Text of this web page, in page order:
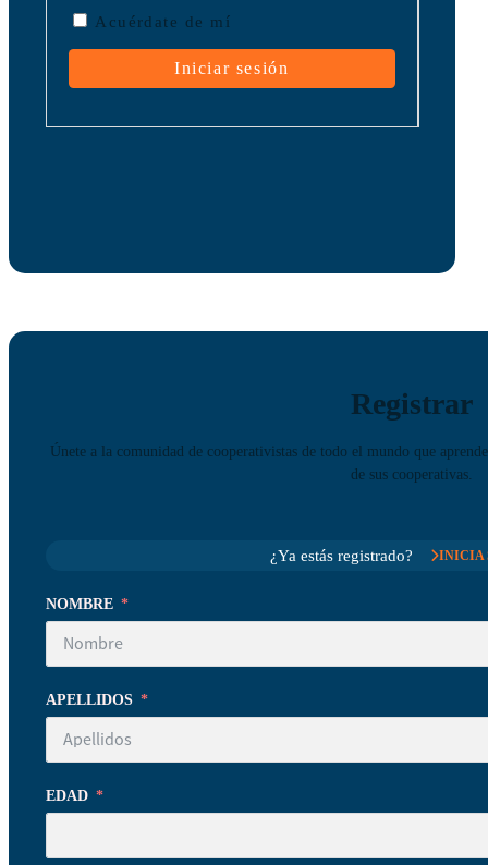
Acuérdate de mí
Registrar
Únete a la comunidad de cooperativistas de todo el mundo que
de sus cooperativas.
¿Ya estás registrado? INICIA
NOMBRE
APELLIDOS
EDAD